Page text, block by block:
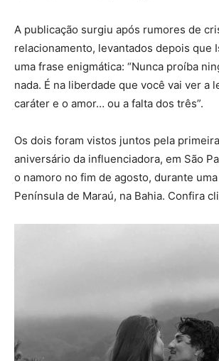
A publicação surgiu após rumores de
relacionamento, levantados depois que
uma frase enigmática: “Nunca proíba
nada. É na liberdade que você vai ver a
caráter e o amor… ou a falta dos três”.
Os dois foram vistos juntos pela
aniversário da influenciadora, em São
o namoro no fim de agosto, durante
Península de Maraú, na Bahia. Confira